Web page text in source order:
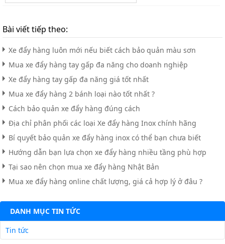
Bài viết tiếp theo:
Xe đẩy hàng luôn mới nếu biết cách bảo quản màu sơn
Mua xe đẩy hàng tay gấp đa năng cho doanh nghiệp
Xe đẩy hàng tay gấp đa năng giá tốt nhất
Mua xe đẩy hàng 2 bánh loại nào tốt nhất ?
Cách bảo quản xe đẩy hàng đúng cách
Địa chỉ phân phối các loại Xe đẩy hàng Inox chính hãng
Bí quyết bảo quản xe đẩy hàng inox có thể bạn chưa biết
Hướng dẫn bạn lựa chọn xe đẩy hàng nhiều tầng phù hợp
Tại sao nên chọn mua xe đẩy hàng Nhật Bản
Mua xe đẩy hàng online chất lượng, giá cả hợp lý ở đâu ?
DANH MỤC TIN TỨC
Tin tức